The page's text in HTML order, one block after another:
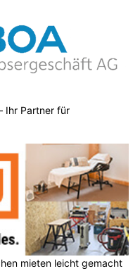
Ihr Partner für
mieten leicht gemacht